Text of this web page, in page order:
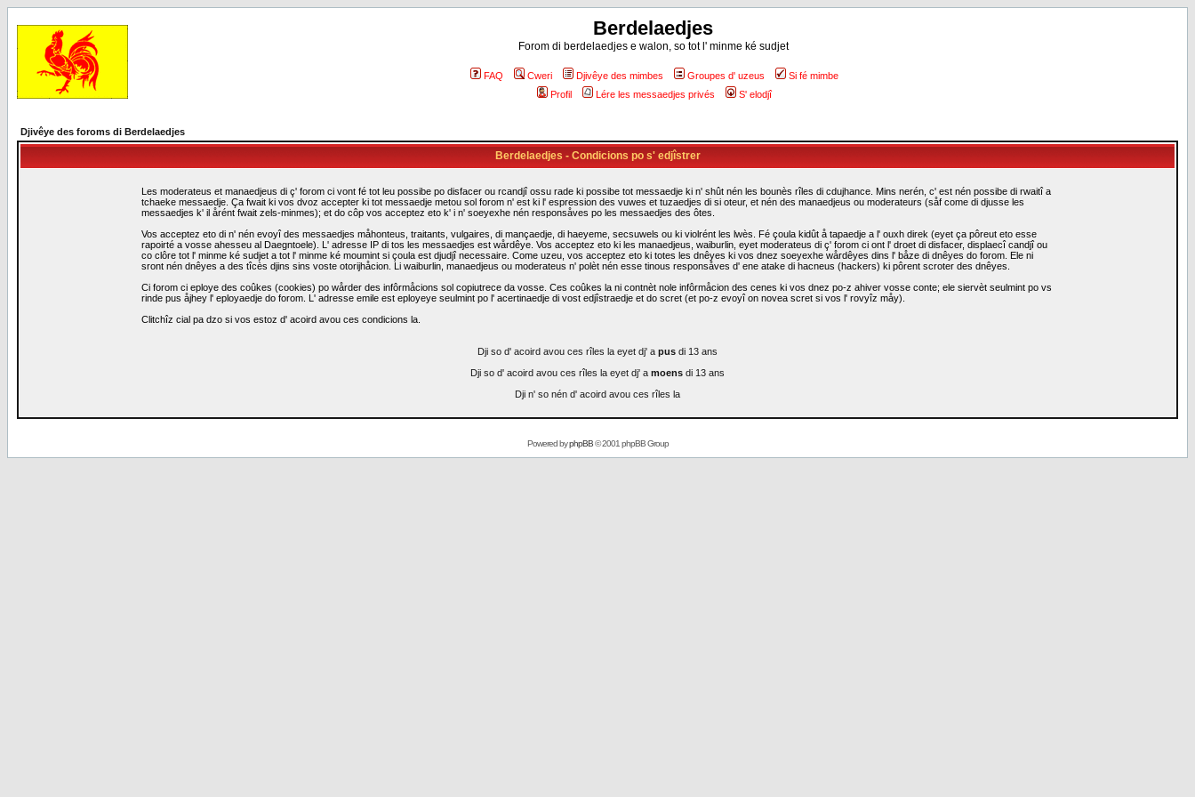
Berdelaedjes
Forom di berdelaedjes e walon, so tot l' minme ké sudjet
FAQ Cweri Djivêye des mimbes Groupes d' uzeus
Si fé mimbe
Profil
Lére les messaedjes privés S' elodjî
Djivêye des foroms di Berdelaedjes
Berdelaedjes - Condicions po s' edjîstrer
Les moderateus et manaedjeus di ç' forom ci vont fé tot leu possibe po disfacer ou rcandjî ossu rade ki possibe tot messaedje ki n' shût nén les bounès rîles di cdujhance. Mins nerén, c' est nén possibe di rwaitî a
tchaeke messaedje. Ça fwait ki vos dvoz accepter ki tot messaedje metou sol forom n' est ki l' espression des vuwes et tuzaedjes di si oteur, et nén des manaedjeus ou moderateurs (såf come di djusse les
messaedjes k' il årént fwait zels-minmes); et do côp vos acceptez eto k' i n' soeyexhe nén responsåves po les messaedjes des ôtes.
Vos acceptez eto di n' nén evoyî des messaedjes måhonteus, traitants, vulgaires, di mançaedje, di haeyeme, secsuwels ou ki violrént les lwès. Fé çoula kidût å tapaedje a l' ouxh direk (eyet ça pôreut eto esse
rapoirté a vosse ahesseu al Daegntoele). L' adresse IP di tos les messaedjes est wårdêye. Vos acceptez eto ki les manaedjeus, waiburlin, eyet moderateus di ç' forom ci ont l' droet di disfacer, displaecî candjî ou
co clôre tot l' minme ké sudjet a tot l' minme ké moumint si çoula est djudjî necessaire. Come uzeu, vos acceptez eto ki totes les dnêyes ki vos dnez soeyexhe wårdêyes dins l' båze di dnêyes do forom. Ele ni
sront nén dnêyes a des tîcès djins sins voste otorijhåcion. Li waiburlin, manaedjeus ou moderateus n' polèt nén esse tinous responsåves d' ene atake di hacneus (hackers) ki pôrent scroter des dnêyes.
Ci forom ci eploye des coûkes (cookies) po wårder des infôrmåcions sol copiutrece da vosse. Ces coûkes la ni contnèt nole infôrmåcion des cenes ki vos dnez po-z ahiver vosse conte; ele siervèt seulmint po vs
rinde pus åjhey l' eployaedje do forom. L' adresse emile est eployeye seulmint po l' acertinaedje di vost edjîstraedje et do scret (et po-z evoyî on novea scret si vos l' rovyîz måy).
Clitchîz cial pa dzo si vos estoz d' acoird avou ces condicions la.
Dji so d' acoird avou ces rîles la eyet dj' a pus di 13 ans
Dji so d' acoird avou ces rîles la eyet dj' a moens di 13 ans
Dji n' so nén d' acoird avou ces rîles la
Powered byphpBB© 2001 phpBB Group